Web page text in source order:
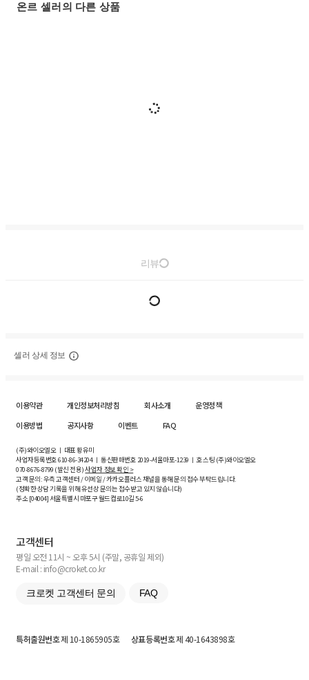
온르 셀러의 다른 상품
리뷰
셀러 상세 정보
이용약관 개인정보처리방침 회사소개
운영정책
이용방법
공지사항 이벤트 FAQ
(주)와이오엘오 ㅣ 대표 황유미
사업자등록번호610-86-34204ㅣ 통신판매번호 2019-서울마포-1239 ㅣ 호스팅 (주)와이오엘오
070-8676-8799 (발신 전용)사업자 정보 확인 >
고객 문의: 우측 고객센터 / 이메일 / 카카오플러스 채널을 통해 문의 접수 부탁드립니다.
(정확한 상담 기록을 위해 유선상 문의는 접수받고 있지 않습니다)
주소 [04004] 서울특별시 마포구 월드컵로10길5-6
고객센터
평일 오전 11시 ~ 오후 5시 (주말, 공휴일 제외)
E-mail : info@croket.co.kr
크로켓 고객센터 문의 FAQ
특허출원번호제 10-1865905호 상표등록번호제 40-1643898호